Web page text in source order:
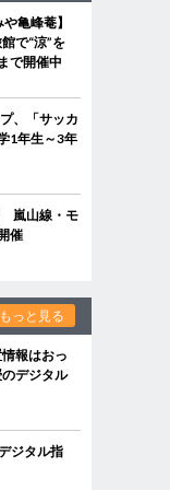
亀峰菴】
で“涼”を
で開催中
、「サッカ
1年生～3年
嵐山線・モ
催
もっと見る
報はおっ
デジタル
ジタル指